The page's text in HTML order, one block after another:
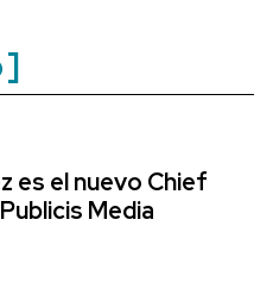
es el nuevo Chief
Media